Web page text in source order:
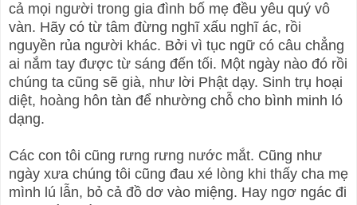
cả mọi người trong gia đình bố mẹ đều yêu quý vô
vàn. Hãy có từ tâm đừng nghĩ xấu nghĩ ác, rồi
nguyền rủa người khác. Bởi vì tục ngữ có câu chẳng
ai nắm tay được từ sáng đến tối. Một ngày nào đó rồi
chúng ta cũng sẽ già, như lời Phật dạy. Sinh trụ hoại
diệt, hoàng hôn tàn để nhường chỗ cho bình minh ló
dạng.
Các con tôi cũng rưng rưng nước mắt. Cũng như
ngày xưa chúng tôi cũng đau xé lòng khi thấy cha mẹ
mình lú lẫn, bỏ cả đồ dơ vào miệng. Hay ngơ ngác đi